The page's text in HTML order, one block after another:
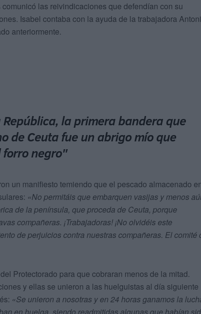
las reivindicaciones que defendían con su
Isabel contaba con la ayuda de la trabajadora
anteriormente.
la primera bandera que
de Ceuta fue un abrigo mío que
forro negro"
un manifiesto temiendo que el pescado almacenado
«No permitáis que embarquen vasijas y menos
de la península, que proceda de Ceuta, porque
compañeras. ¡Trabajadoras! ¡No olvidéis este
de perjuicios contra nuestras compañeras. El comité
Protectorado para que cobraran menos de la mitad.
y ellas se unieron a las huelguistas al día siguiente
«Se unieron a nosotras y en 24 horas ganamos la